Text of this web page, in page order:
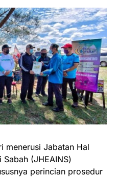
menerusi Jabatan Hal
(JHEAINS)
perincian prosedur